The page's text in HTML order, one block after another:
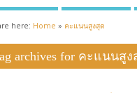
here: Home »คะแนนสูงสุด
archives for คะแนนสูง